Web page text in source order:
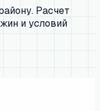
Расчет
и условий